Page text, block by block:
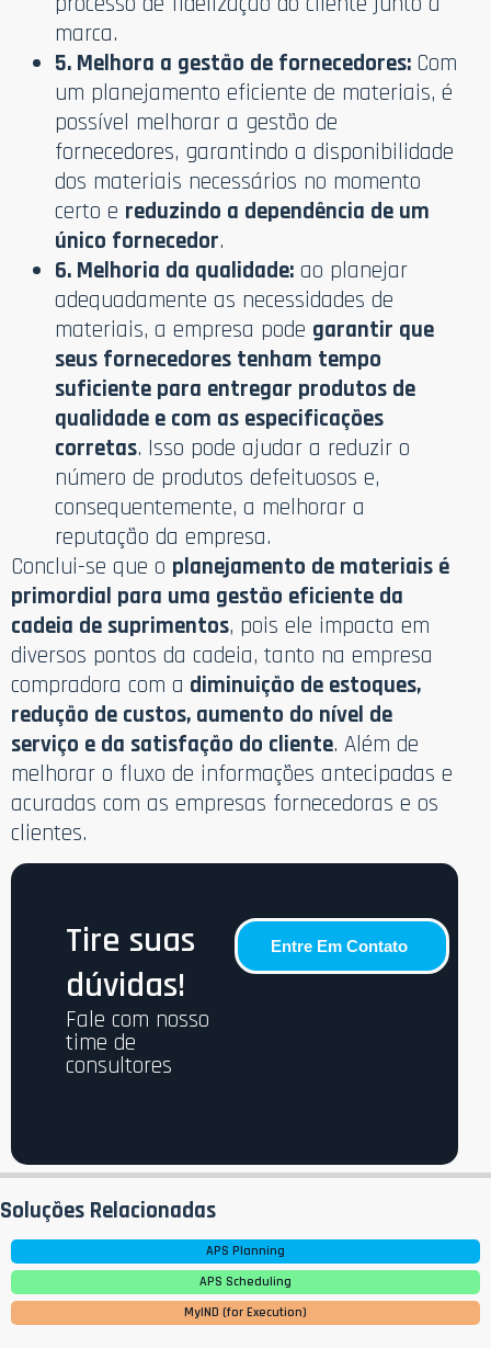
marca.
5. Melhora a gestão de fornecedores: Com
um planejamento eficiente de materiais, é
possível melhorar a gestão de
fornecedores, garantindo a disponibilidade
dos materiais necessários no momento
certo e reduzindo a dependência de um
único fornecedor.
6. Melhoria da qualidade: ao planejar
adequadamente as necessidades de
materiais, a empresa pode garantir que
seus fornecedores tenham tempo
suficiente para entregar produtos de
qualidade e com as especificações
corretas. Isso pode ajudar a reduzir o
número de produtos defeituosos e,
consequentemente, a melhorar a
reputação da empresa.
Conclui-se que o planejamento de materiais é
primordial para uma gestão eficiente da
cadeia de suprimentos, pois ele impacta em
diversos pontos da cadeia, tanto na empresa
compradora com a diminuição de estoques,
redução de custos, aumento do nível de
serviço e da satisfação do cliente. Além de
melhorar o fluxo de informações antecipadas e
acuradas com as empresas fornecedoras e os
clientes.
Tire suas
dúvidas!
Fale com nosso
time de
consultores
Entre Em Contato
Soluções Relacionadas
APS Planning
APS Scheduling
MyIND (for Execution)